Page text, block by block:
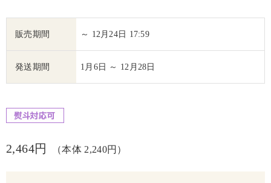
販売期間 ～ 12月24日 17:59
発送期間 1月6日 ～ 12月28日
2,464円 （本体 2,240円）